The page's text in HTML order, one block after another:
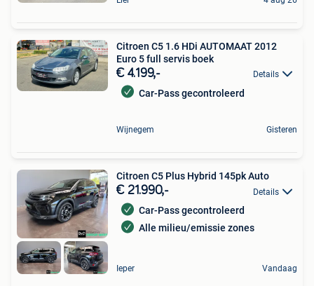
Citroen C5 1.6 HDi AUTOMAAT 2012
Euro 5 full servis boek
€ 4.199,- Details
Car-Pass gecontroleerd
Wijnegem Gisteren
Citroen C5 Plus Hybrid 145pk Auto
€ 21.990,- Details
Car-Pass gecontroleerd
Alle milieu/emissie zones
Ieper Vandaag